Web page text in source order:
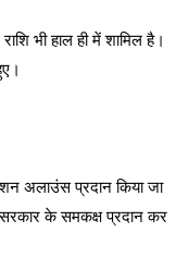
भी हाल ही में शामिल है।
अलाउंस प्रदान किया जा
सरकार के समकक्ष प्रदान कर